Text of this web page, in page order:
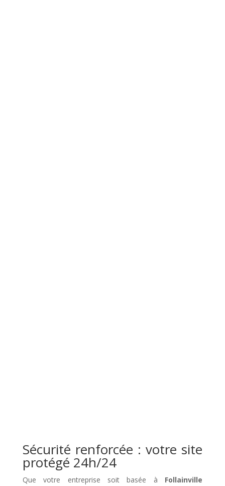
Sécurité renforcée : votre site
protégé 24h/24
Que votre entreprise soit basée à Follainville